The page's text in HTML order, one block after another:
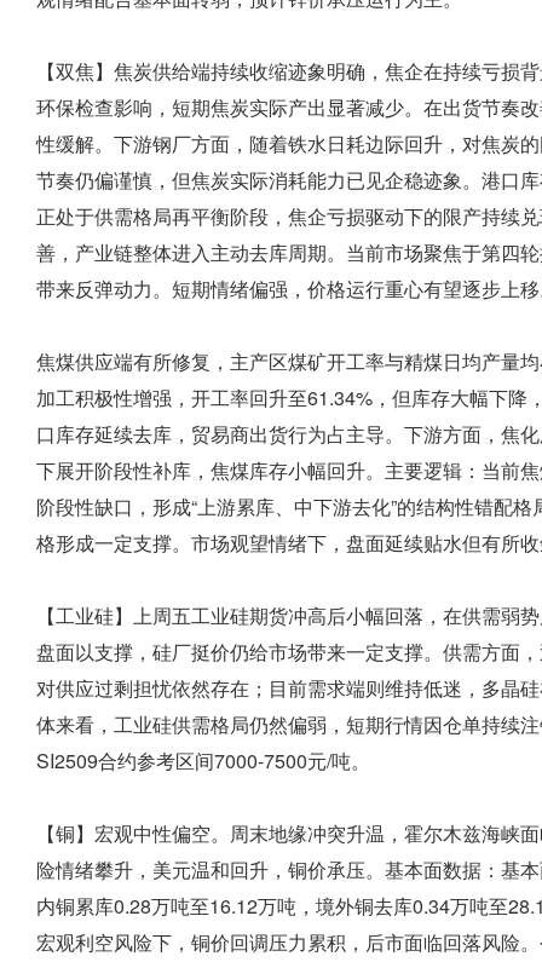
【双焦】焦炭供给端持续收缩迹象明确，焦企在持续亏
环保检查影响，短期焦炭实际产出显著减少。在出货节奏
性缓解。下游钢厂方面，随着铁水日耗边际回升，对焦炭
节奏仍偏谨慎，但焦炭实际消耗能力已见企稳迹象。港口
正处于供需格局再平衡阶段，焦企亏损驱动下的限产持续
善，产业链整体进入主动去库周期。当前市场聚焦于第四
带来反弹动力。短期情绪偏强，价格运行重心有望逐步上
焦煤供应端有所修复，主产区煤矿开工率与精煤日均产量
加工积极性增强，开工率回升至61.34%，但库存大幅下
口库存延续去库，贸易商出货行为占主导。下游方面，焦
下展开阶段性补库，焦煤库存小幅回升。主要逻辑：当前
阶段性缺口，形成“上游累库、中下游去化”的结构性错配
格形成一定支撑。市场观望情绪下，盘面延续贴水但有所
【工业硅】上周五工业硅期货冲高后小幅回落，在供需
盘面以支撑，硅厂挺价仍给市场带来一定支撑。供需方面
对供应过剩担忧依然存在；目前需求端则维持低迷，多晶
体来看，工业硅供需格局仍然偏弱，短期行情因仓单持续
SI2509合约参考区间7000-7500元/吨。
【铜】宏观中性偏空。周末地缘冲突升温，霍尔木兹海
险情绪攀升，美元温和回升，铜价承压。基本面数据：基
内铜累库0.28万吨至16.12万吨，境外铜去库0.34万吨至
宏观利空风险下，铜价回调压力累积，后市面临回落风险